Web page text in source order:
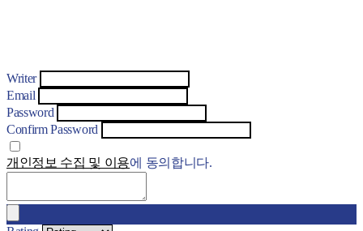
Writer
Email
Password
Confirm Password
개인정보 수집 및 이용에 동의합니다.